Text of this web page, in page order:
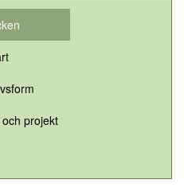
projekt